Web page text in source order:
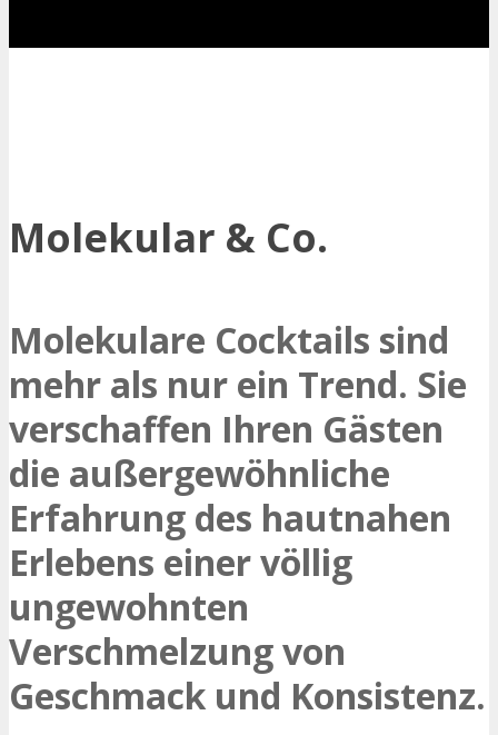
Molekular & Co.
Molekulare Cocktails sind
mehr als nur ein Trend. Sie
verschaffen Ihren Gästen
die außergewöhnliche
Erfahrung des hautnahen
Erlebens einer völlig
ungewohnten
Verschmelzung von
Geschmack und Konsistenz.